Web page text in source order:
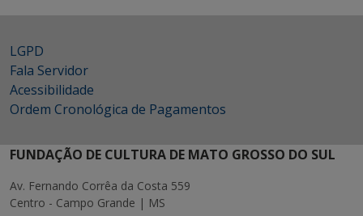
LGPD
Fala Servidor
Acessibilidade
Ordem Cronológica de Pagamentos
FUNDAÇÃO DE CULTURA DE MATO GROSSO DO SUL
Av. Fernando Corrêa da Costa 559
Centro - Campo Grande | MS